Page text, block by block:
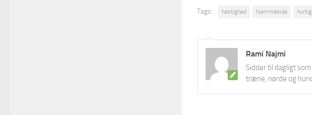
Tags: hastighed hjemmeside hurtig
Rami Najmi
Sidder til dagligt
træne, nørde og